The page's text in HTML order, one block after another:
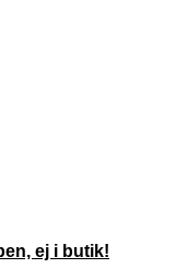
ej i butik!